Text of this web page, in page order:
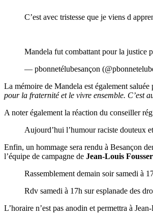
C’est avec tristesse que je viens d
Mandela fut combattant pour la justice
— pbonnetélubesançon
La mémoire de Mandela est également
pour la fraternité et le vivre ensemble. C’est
A noter également la réaction du conseiller
Aujourd’hui l’humour raciste douteux
Enfin, un hommage sera rendu à Besançon
l’équipe de campagne de Jean-Louis
Rassemblement demain soir samedi à
Rdv samedi à 17h sur esplanade des
L’horaire n’est pas anodin et permettra à